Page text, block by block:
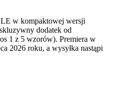
w kompaktowej wersji
dodatek od
1 z 5 wzorów). Premiera w
2026 roku, a wysyłka nastąpi